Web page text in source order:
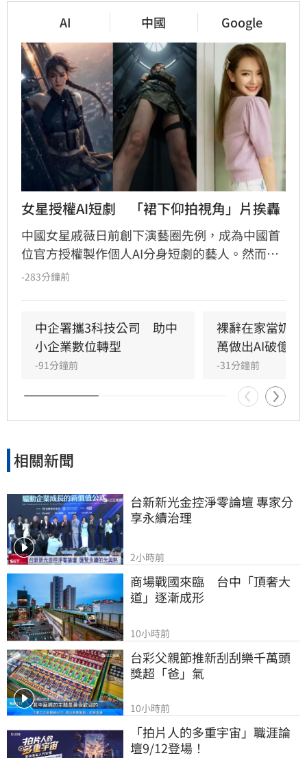
AI 中國 Google
女星授權AI短劇　「裙下仰拍視角」片挨轟
中國女星戚薇日前創下演藝圈先例，成為中國首
位官方授權製作個人AI分身短劇的藝人。然而，
由戚薇AI分身演出的首部作品《末日盛夏》今（7
視角」，鏡頭直接從角色雙腿之間低角度直視裙
底，被指帶有強烈的偷窺暗示，導致原本備受期
待的AI技術創新慘遭好評翻車。
-283分鐘前
中企署攜3科技公司　助中
小企業數位轉型
-91分鐘前
裸辭在家當奶
萬做出AI破億神
-31分鐘前
相關新聞
台新新光金控淨零論壇 專家分
享永續治理
2小時前
商場戰國來臨　台中「頂奢大
道」逐漸成形
10小時前
台彩父親節推新刮刮樂千萬頭
獎超「爸」氣
10小時前
「拍片人的多重宇宙」職涯論
壇9/12登場！